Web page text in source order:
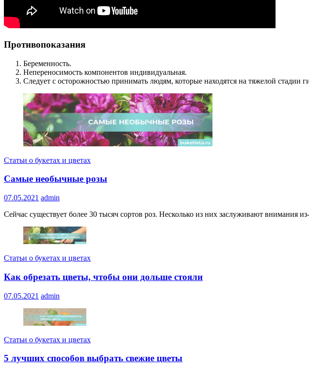
Противопоказания
Беременность.
Непереносимость компонентов индивидуальная.
Следует с осторожностью принимать людям, которые находятся на тяжелой стадии
Статьи о букетах и цветах
Самые необычные розы
07.05.2021 admin
Сейчас существует более 30 тысяч сортов роз. Несколько из них заслуживают внимания
Статьи о букетах и цветах
Как обрезать цветы, чтобы они дольше стояли
07.05.2021 admin
Статьи о букетах и цветах
5 лучших способов выбрать свежие цветы